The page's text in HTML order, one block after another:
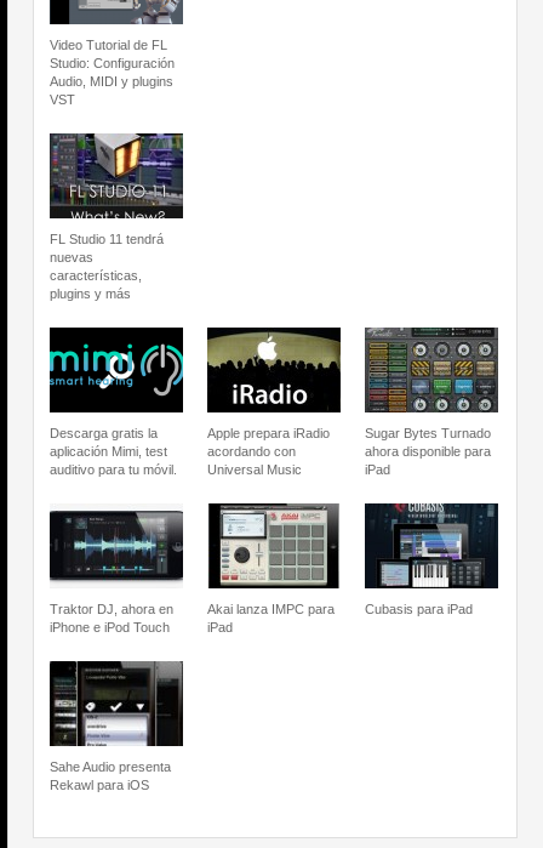
Video Tutorial de FL
Studio: Configuración
Audio, MIDI y plugins
VST
FL Studio 11 tendrá
nuevas
características,
plugins y más
Descarga gratis la
aplicación Mimi, test
auditivo para tu móvil.
Apple prepara iRadio
acordando con
Universal Music
Sugar Bytes Turnado
ahora disponible para
iPad
Traktor DJ, ahora en
iPhone e iPod Touch
Akai lanza IMPC para
iPad
Cubasis para iPad
Sahe Audio presenta
Rekawl para iOS